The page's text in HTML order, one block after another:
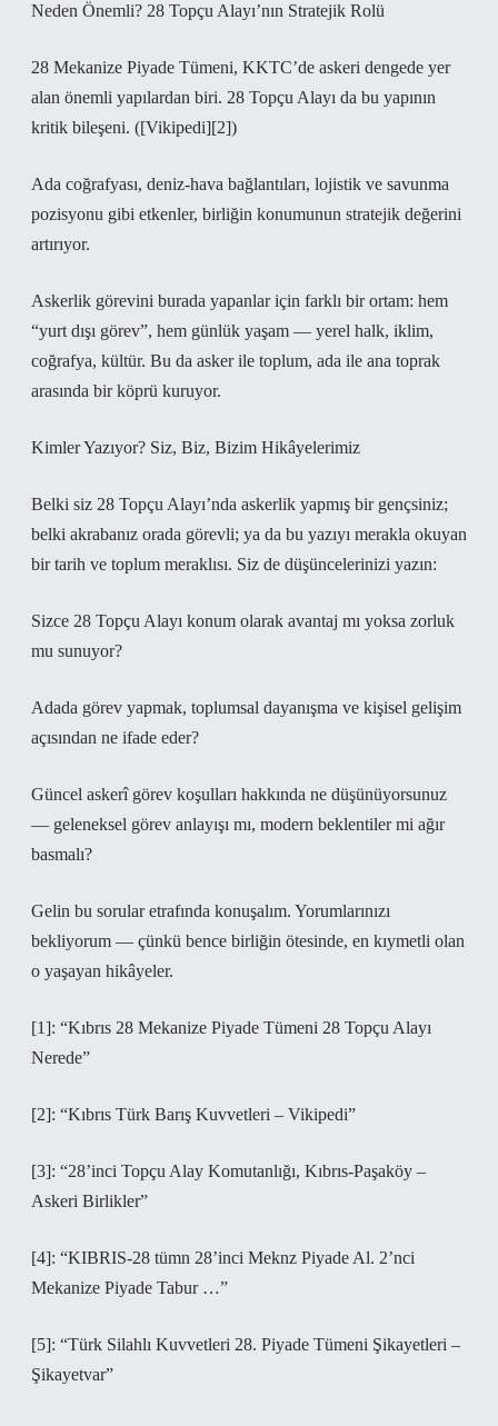
Neden Önemli? 28 Topçu Alayı’nın Stratejik Rolü
28 Mekanize Piyade Tümeni, KKTC’de askeri dengede yer
alan önemli yapılardan biri. 28 Topçu Alayı da bu yapının
kritik bileşeni. ([Vikipedi][2])
Ada coğrafyası, deniz‑hava bağlantıları, lojistik ve savunma
pozisyonu gibi etkenler, birliğin konumunun stratejik değerini
artırıyor.
Askerlik görevini burada yapanlar için farklı bir ortam: hem
“yurt dışı görev”, hem günlük yaşam — yerel halk, iklim,
coğrafya, kültür. Bu da asker ile toplum, ada ile ana toprak
arasında bir köprü kuruyor.
Kimler Yazıyor? Siz, Biz, Bizim Hikâyelerimiz
Belki siz 28 Topçu Alayı’nda askerlik yapmış bir gençsiniz;
belki akrabanız orada görevli; ya da bu yazıyı merakla okuyan
bir tarih ve toplum meraklısı. Siz de düşüncelerinizi yazın:
Sizce 28 Topçu Alayı konum olarak avantaj mı yoksa zorluk
mu sunuyor?
Adada görev yapmak, toplumsal dayanışma ve kişisel gelişim
açısından ne ifade eder?
Güncel askerî görev koşulları hakkında ne düşünüyorsunuz
— geleneksel görev anlayışı mı, modern beklentiler mi ağır
basmalı?
Gelin bu sorular etrafında konuşalım. Yorumlarınızı
bekliyorum — çünkü bence birliğin ötesinde, en kıymetli olan
o yaşayan hikâyeler.
[1]: “Kıbrıs 28 Mekanize Piyade Tümeni 28 Topçu Alayı
Nerede”
[2]: “Kıbrıs Türk Barış Kuvvetleri – Vikipedi”
[3]: “28’inci Topçu Alay Komutanlığı, Kıbrıs-Paşaköy –
Askeri Birlikler”
[4]: “KIBRIS-28 tümn 28’inci Meknz Piyade Al. 2’nci
Mekanize Piyade Tabur …”
[5]: “Türk Silahlı Kuvvetleri 28. Piyade Tümeni Şikayetleri –
Şikayetvar”